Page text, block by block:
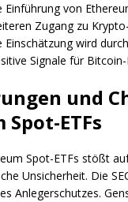
Einführung von
Zugang zu
wird
Signale für
und
ETFs
Spot-ETFs stößt
Unsicherheit. Die
Anlegerschutzes.